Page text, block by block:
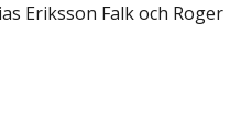
Eriksson Falk och Roger